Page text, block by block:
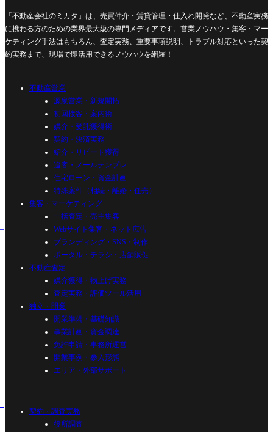
「不動産会社のミカタ」は、売買仲介・賃貸管理・仕入れ開発など、不動産実務
に携わる方のための業界最大級の専門メディアです。営業ノウハウ・集客・マー
ケティング手法はもちろん、査定実務、重要事項説明、トラブル対応といった契
約実務まで、現場で即活用できるノウハウを網羅！
不動産営業
源泉営業・新規開拓
初回接客・案内術
媒介・受託獲得術
契約・決済実務
紹介・リピート獲得
追客・メールテンプレ
住宅ローン・資金計画
特殊案件（相続・離婚・任売）
集客・マーケティング
一括査定・売主集客
Webサイト集客・ネット広告
ブランディング・SNS・制作
ポータル・チラシ・店舗販促
不動産査定
媒介獲得・物上げ実務
査定実務・評価ツール活用
独立・開業
開業準備・基礎知識
事業計画・資金調達
免許申請・事務所運営
開業事例・参入形態
エリア・外部サポート
契約・調査実務
役所調査